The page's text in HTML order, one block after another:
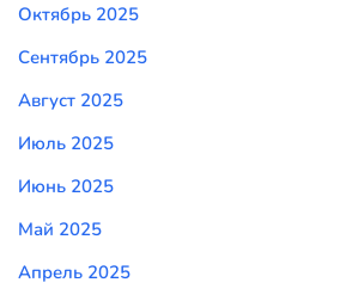
Октябрь 2025
Сентябрь 2025
Август 2025
Июль 2025
Июнь 2025
Май 2025
Апрель 2025